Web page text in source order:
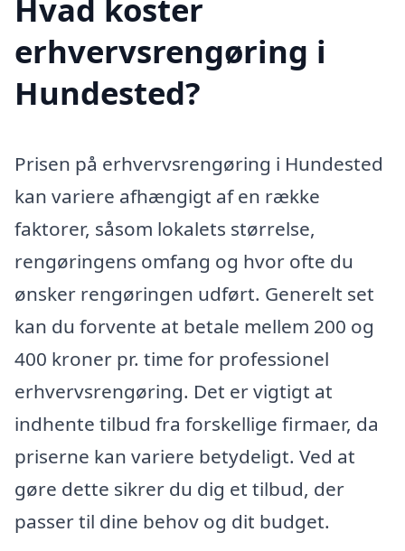
Hvad koster
erhvervsrengøring i
Hundested?
Prisen på erhvervsrengøring i Hundested
kan variere afhængigt af en række
faktorer, såsom lokalets størrelse,
rengøringens omfang og hvor ofte du
ønsker rengøringen udført. Generelt set
kan du forvente at betale mellem 200 og
400 kroner pr. time for professionel
erhvervsrengøring. Det er vigtigt at
indhente tilbud fra forskellige firmaer, da
priserne kan variere betydeligt. Ved at
gøre dette sikrer du dig et tilbud, der
passer til dine behov og dit budget.